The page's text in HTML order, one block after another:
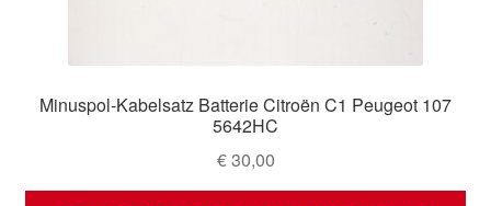
Minuspol-Kabelsatz Batterie Citroën C1 Peugeot 107
5642HC
€30,00